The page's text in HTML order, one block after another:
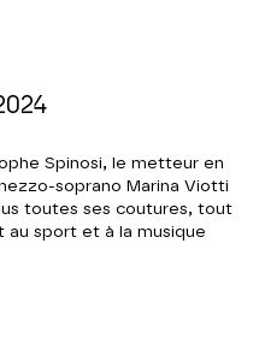
Spinosi, le metteur en
soprano Marina Viotti
toutes ses coutures, tout
au sport et à la musique